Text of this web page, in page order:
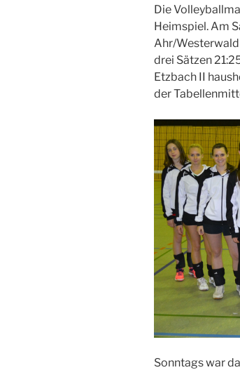
Die
Heimspiel. Am
Ahr/Westerwald
drei Sätzen
Etzbach II
der
Sonntags war